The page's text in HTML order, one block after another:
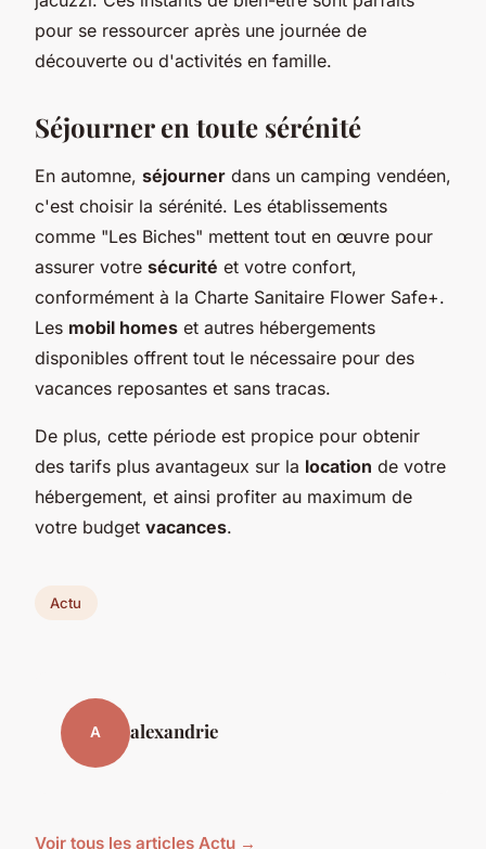
pour se ressourcer après une journée de
découverte ou d'activités en famille.
Séjourner en toute sérénité
En automne, séjourner dans un camping vendéen,
c'est choisir la sérénité. Les établissements
comme "Les Biches" mettent tout en œuvre pour
assurer votre sécurité et votre confort,
conformément à la Charte Sanitaire Flower Safe+.
Les mobil homes et autres hébergements
disponibles offrent tout le nécessaire pour des
vacances reposantes et sans tracas.
De plus, cette période est propice pour obtenir
des tarifs plus avantageux sur la location de votre
hébergement, et ainsi profiter au maximum de
votre budget vacances.
Actu
A alexandrie
Voir tous les articles Actu →